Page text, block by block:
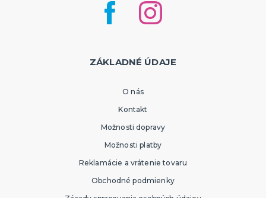
ZÁKLADNÉ ÚDAJE
O nás
Kontakt
Možnosti dopravy
Možnosti platby
Reklamácie a vrátenie tovaru
Obchodné podmienky